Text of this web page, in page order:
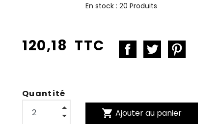
En stock :20 Produits
120,18 TTC
Quantité
shopping_cart Ajouter au panier